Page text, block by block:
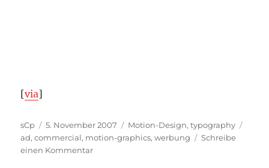
[via]
Autor
sCp
Veröffentlicht
am
5. November 2007 Kategorien
Motion-Design,typography
ad,commercial, motion-graphics,werbung
Schreibe
einen Kommentarzu